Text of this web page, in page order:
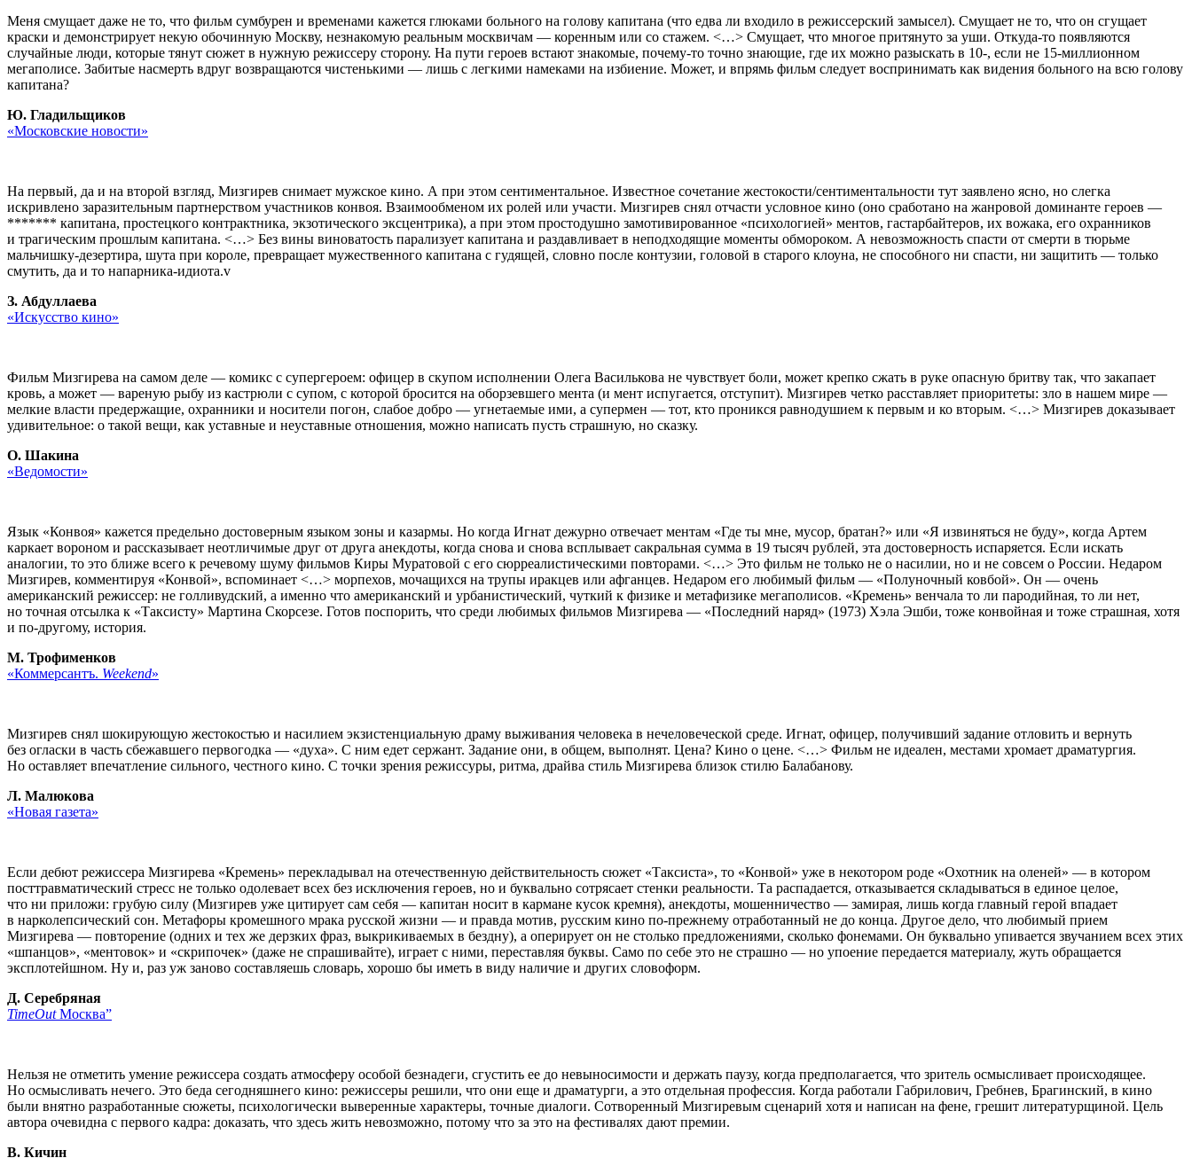
Меня смущает даже не то, что фильм сумбурен и временами кажется глюками больного на голову капитана (что едва ли входило в режиссерский замысел). Смущает не то, что он сгущает
краски и демонстрирует некую обочинную Москву, незнакомую реальным москвичам — коренным или со стажем. <…> Смущает, что многое притянуто за уши. Откуда-то появляются
случайные люди, которые тянут сюжет в нужную режиссеру сторону. На пути героев встают знакомые, почему-то точно знающие, где их можно разыскать в 10-, если не 15-миллионном
мегаполисе. Забитые насмерть вдруг возвращаются чистенькими — лишь с легкими намеками на избиение. Может, и впрямь фильм следует воспринимать как видения больного на всю голову
капитана?
Ю. Гладильщиков
«Московские новости»
На первый, да и на второй взгляд, Мизгирев снимает мужское кино. А при этом сентиментальное. Известное сочетание жестокости/сентиментальности тут заявлено ясно, но слегка
искривлено заразительным партнерством участников конвоя. Взаимообменом их ролей или участи. Мизгирев снял отчасти условное кино (оно сработано на жанровой доминанте героев —
******* капитана, простецкого контрактника, экзотического эксцентрика), а при этом простодушно замотивированное «психологией» ментов, гастарбайтеров, их вожака, его охранников
и трагическим прошлым капитана. <…> Без вины виноватость парализует капитана и раздавливает в неподходящие моменты обмороком. А невозможность спасти от смерти в тюрьме
мальчишку-дезертира, шута при короле, превращает мужественного капитана с гудящей, словно после контузии, головой в старого клоуна, не способного ни спасти, ни защитить — только
смутить, да и то напарника-идиота.v
З. Абдуллаева
«Искусство кино»
Фильм Мизгирева на самом деле — комикс с супергероем: офицер в скупом исполнении Олега Василькова не чувствует боли, может крепко сжать в руке опасную бритву так, что закапает
кровь, а может — вареную рыбу из кастрюли с супом, с которой бросится на оборзевшего мента (и мент испугается, отступит). Мизгирев четко расставляет приоритеты: зло в нашем мире —
мелкие власти предержащие, охранники и носители погон, слабое добро — угнетаемые ими, а супермен — тот, кто проникся равнодушием к первым и ко вторым. <…> Мизгирев доказывает
удивительное: о такой вещи, как уставные и неуставные отношения, можно написать пусть страшную, но сказку.
О. Шакина
«Ведомости»
Язык «Конвоя» кажется предельно достоверным языком зоны и казармы. Но когда Игнат дежурно отвечает ментам «Где ты мне, мусор, братан?» или «Я извиняться не буду», когда Артем
каркает вороном и рассказывает неотличимые друг от друга анекдоты, когда снова и снова всплывает сакральная сумма в 19 тысяч рублей, эта достоверность испаряется. Если искать
аналогии, то это ближе всего к речевому шуму фильмов Киры Муратовой с его сюрреалистическими повторами. <…> Это фильм не только не о насилии, но и не совсем о России. Недаром
Мизгирев, комментируя «Конвой», вспоминает <…> морпехов, мочащихся на трупы иракцев или афганцев. Недаром его любимый фильм — «Полуночный ковбой». Он — очень
американский режиссер: не голливудский, а именно что американский и урбанистический, чуткий к физике и метафизике мегаполисов. «Кремень» венчала то ли пародийная, то ли нет,
но точная отсылка к «Таксисту» Мартина Скорсезе. Готов поспорить, что среди любимых фильмов Мизгирева — «Последний наряд» (1973) Хэла Эшби, тоже конвойная и тоже страшная, хотя
и по-другому, история.
М. Трофименков
«Коммерсантъ. Weekend»
Мизгирев снял шокирующую жестокостью и насилием экзистенциальную драму выживания человека в нечеловеческой среде. Игнат, офицер, получивший задание отловить и вернуть
без огласки в часть сбежавшего первогодка — «духа». С ним едет сержант. Задание они, в общем, выполнят. Цена? Кино о цене. <…> Фильм не идеален, местами хромает драматургия.
Но оставляет впечатление сильного, честного кино. С точки зрения режиссуры, ритма, драйва стиль Мизгирева близок стилю Балабанову.
Л. Малюкова
«Новая газета»
Если дебют режиссера Мизгирева «Кремень» перекладывал на отечественную действительность сюжет «Таксиста», то «Конвой» уже в некотором роде «Охотник на оленей» — в котором
посттравматический стресс не только одолевает всех без исключения героев, но и буквально сотрясает стенки реальности. Та распадается, отказывается складываться в единое целое,
что ни приложи: грубую силу (Мизгирев уже цитирует сам себя — капитан носит в кармане кусок кремня), анекдоты, мошенничество — замирая, лишь когда главный герой впадает
в нарколепсический сон. Метафоры кромешного мрака русской жизни — и правда мотив, русским кино по-прежнему отработанный не до конца. Другое дело, что любимый прием
Мизгирева — повторение (одних и тех же дерзких фраз, выкрикиваемых в бездну), а оперирует он не столько предложениями, сколько фонемами. Он буквально упивается звучанием всех этих
«шпанцов», «ментовок» и «скрипочек» (даже не спрашивайте), играет с ними, переставляя буквы. Само по себе это не страшно — но упоение передается материалу, жуть обращается
эксплотейшном. Ну и, раз уж заново составляешь словарь, хорошо бы иметь в виду наличие и других словоформ.
Д. Серебряная
TimeOutМосква”
Нельзя не отметить умение режиссера создать атмосферу особой безнадеги, сгустить ее до невыносимости и держать паузу, когда предполагается, что зритель осмысливает происходящее.
Но осмысливать нечего. Это беда сегодняшнего кино: режиссеры решили, что они еще и драматурги, а это отдельная профессия. Когда работали Габрилович, Гребнев, Брагинский, в кино
были внятно разработанные сюжеты, психологически выверенные характеры, точные диалоги. Сотворенный Мизгиревым сценарий хотя и написан на фене, грешит литературщиной. Цель
автора очевидна с первого кадра: доказать, что здесь жить невозможно, потому что за это на фестивалях дают премии.
В. Кичин